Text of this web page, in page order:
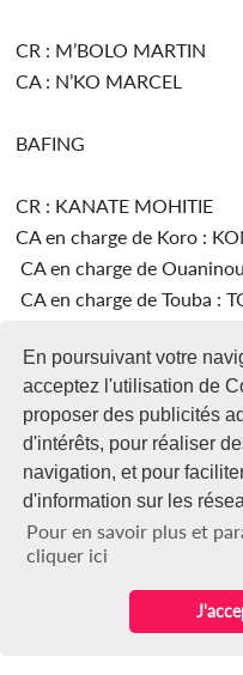
En poursuivant votre
acceptez l'utilisation de
proposer des publicités
d'intérêts, pour réaliser
navigation, et pour
d'information sur les
Pour en savoir plus et
cliquer ici
CR : M’BOLO MARTIN
CA : N’KO MARCEL
BAFING
CR : KANATE MOHITIE
CA en charge de Koro :
CA en charge de
CA en charge de Touba :
BAGOUE
CR : KONATE Navigué
CA : SORO ZONDELEHE
CA en charge de Kouto :